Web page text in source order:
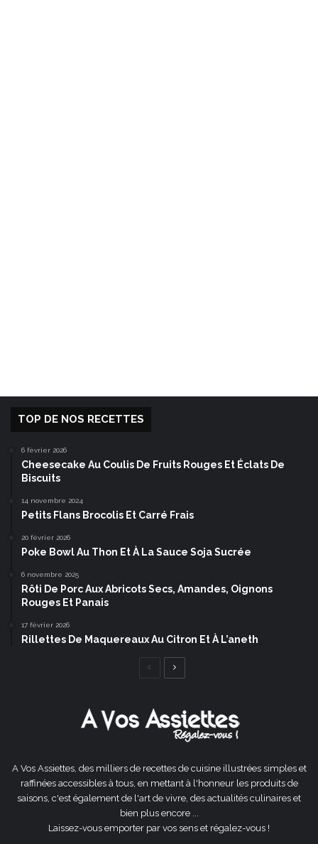
TOP DE NOS RECETTES
6 février 2026
Cheesecake Au Coulis De Fruits Rouges Et Éclats De
Biscuits
14 novembre 2024
Petits Flans Brocolis Et Carré Frais
20 février 2026
Poke Bowl Au Thon Et À La Sauce Soja Sucrée
6 novembre 2025
Rôti De Porc Aux Abricots Secs, Amandes, Oignons
Rouges Et Panais
17 février 2026
Rillettes De Maquereaux Au Citron Et À L’aneth
Page
A Vos Assiettes, des milliers de recettes de cuisine illustrées simples et
raffinées accessibles à tous, en mettant à l'honneur les produits de
saisons, c'est également de l'art de vivre, des actualités culinaires et
bien plus encore ...
Laissez-vous emporter par vos sens et régalez-vous !